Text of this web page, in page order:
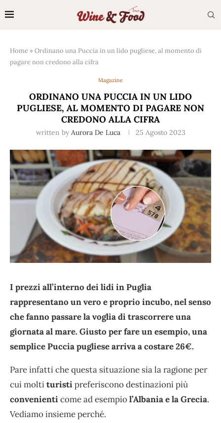
Home »Ordinano una Puccia in un lido pugliese, al momento di
pagare non credono alla cifra
Magazine
ORDINANO UNA PUCCIA IN UN LIDO
PUGLIESE, AL MOMENTO DI PAGARE NON
CREDONO ALLA CIFRA
written by Aurora De Luca 25 Agosto 2023
I prezzi all’interno dei lidi in Puglia
rappresentano un vero e proprio incubo, nel senso
che fanno passare la voglia di trascorrere una
giornata al mare. Giusto per fare un esempio, una
semplice Puccia pugliese arriva a costare 26€.
Pare infatti che questa situazione sia la ragione per
cui moltituristipreferiscono destinazioni più
convenienticome ad esempiol’Albania e la Grecia.
Vediamo insieme perché.